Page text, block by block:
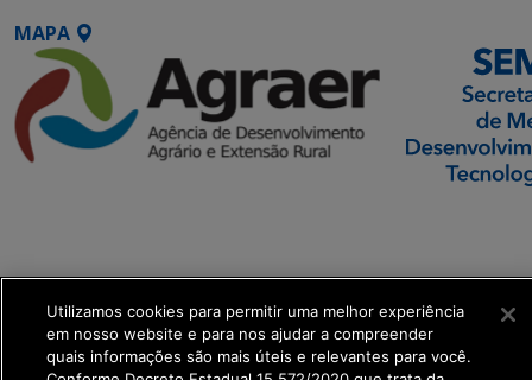
MAPA
Transformação Digital
get_footer();
Utilizamos cookies para permitir uma melhor experiência
em nosso website e para nos ajudar a compreender
quais informações são mais úteis e relevantes para você.